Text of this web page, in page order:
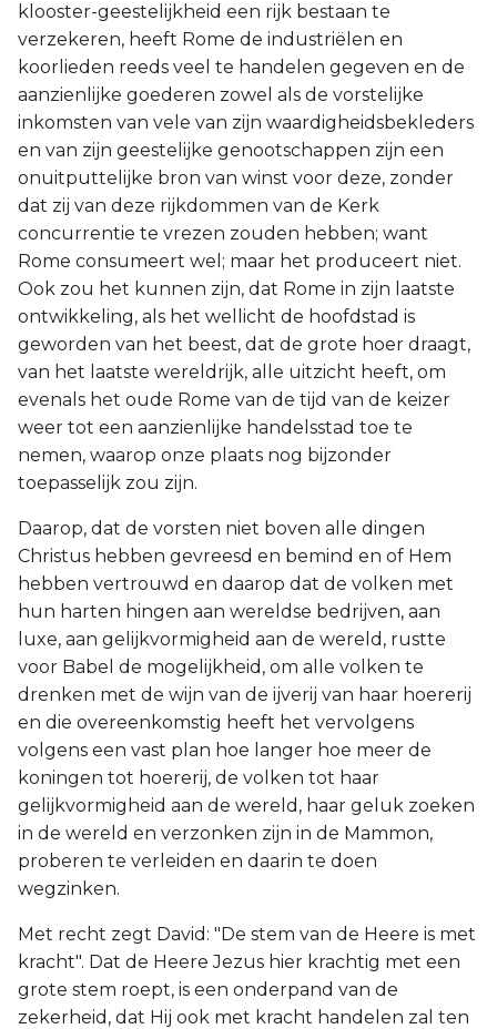
klooster-geestelijkheid een rijk bestaan te
verzekeren, heeft Rome de industriëlen en
koorlieden reeds veel te handelen gegeven en de
aanzienlijke goederen zowel als de vorstelijke
inkomsten van vele van zijn waardigheidsbekleders
en van zijn geestelijke genootschappen zijn een
onuitputtelijke bron van winst voor deze, zonder
dat zij van deze rijkdommen van de Kerk
concurrentie te vrezen zouden hebben; want
Rome consumeert wel; maar het produceert niet.
Ook zou het kunnen zijn, dat Rome in zijn laatste
ontwikkeling, als het wellicht de hoofdstad is
geworden van het beest, dat de grote hoer draagt,
van het laatste wereldrijk, alle uitzicht heeft, om
evenals het oude Rome van de tijd van de keizer
weer tot een aanzienlijke handelsstad toe te
nemen, waarop onze plaats nog bijzonder
toepasselijk zou zijn.
Daarop, dat de vorsten niet boven alle dingen
Christus hebben gevreesd en bemind en of Hem
hebben vertrouwd en daarop dat de volken met
hun harten hingen aan wereldse bedrijven, aan
luxe, aan gelijkvormigheid aan de wereld, rustte
voor Babel de mogelijkheid, om alle volken te
drenken met de wijn van de ijverij van haar hoererij
en die overeenkomstig heeft het vervolgens
volgens een vast plan hoe langer hoe meer de
koningen tot hoererij, de volken tot haar
gelijkvormigheid aan de wereld, haar geluk zoeken
in de wereld en verzonken zijn in de Mammon,
proberen te verleiden en daarin te doen
wegzinken.
Met recht zegt David: "De stem van de Heere is met
kracht". Dat de Heere Jezus hier krachtig met een
grote stem roept, is een onderpand van de
zekerheid, dat Hij ook met kracht handelen zal ten